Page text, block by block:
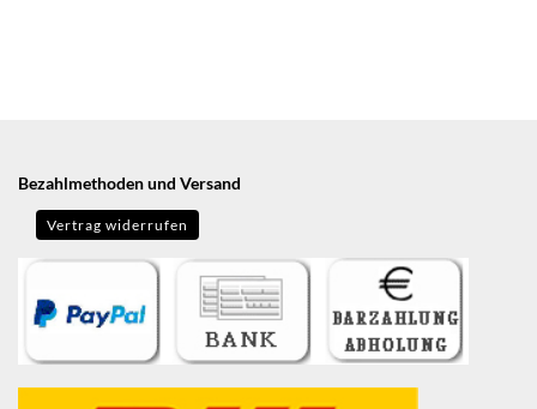
Bezahlmethoden und Versand
Vertrag widerrufen